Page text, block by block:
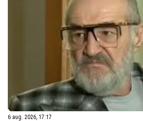
6 aug. 2026, 17:17